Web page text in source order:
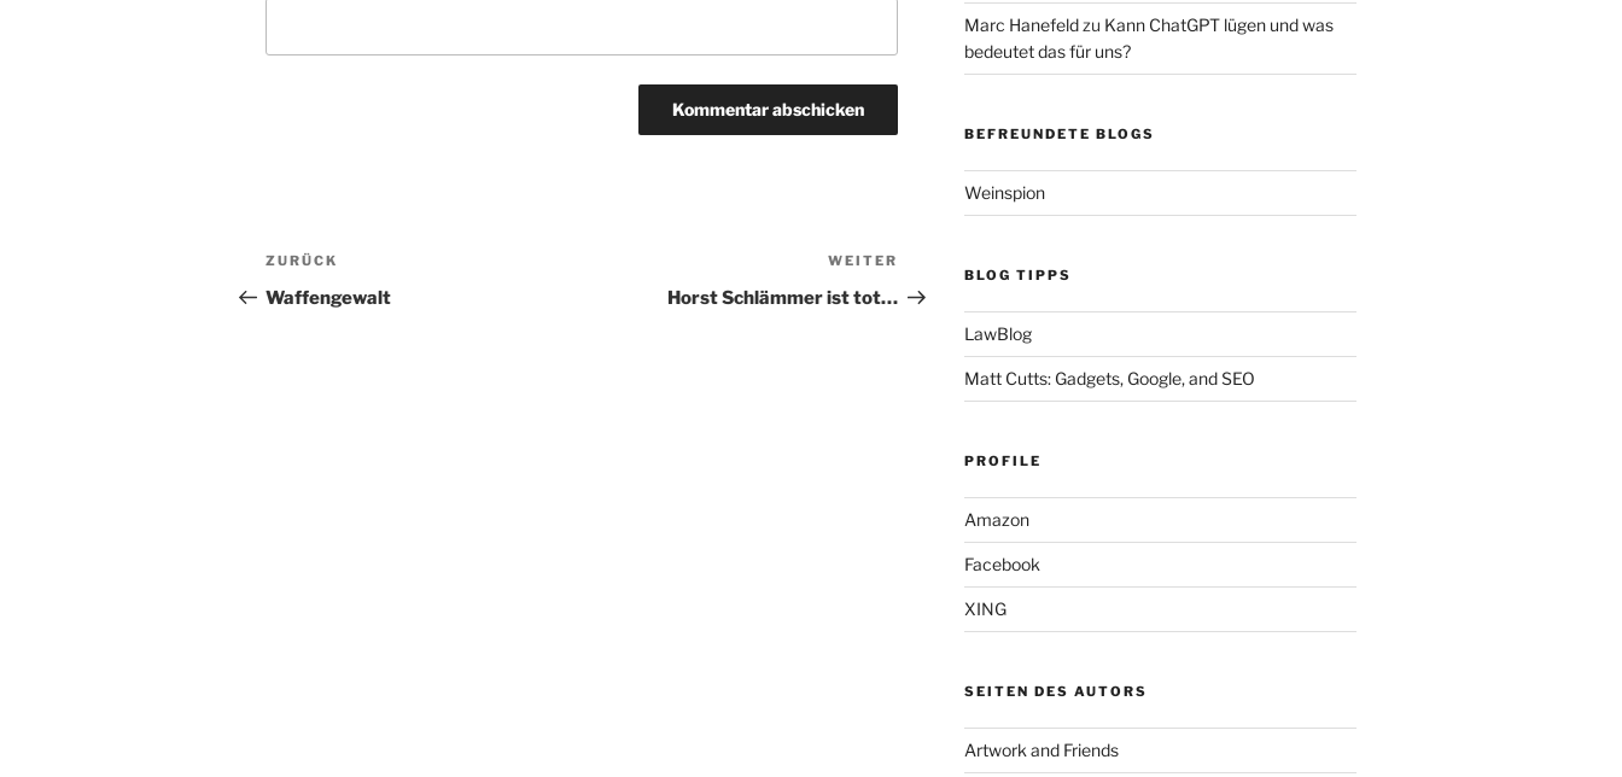
Beitragsnavigation
Vorheriger
Beitrag
ZURÜCK
Waffengewalt
Nächster
Beitrag
WEITER
Horst Schlämmer ist tot…
Marc Hanefeldzu Kann ChatGPT lügen und was
bedeutet das für uns?
BEFREUNDETE BLOGS
Weinspion
BLOG TIPPS
LawBlog
Matt Cutts: Gadgets, Google, and SEO
PROFILE
Amazon
Facebook
XING
SEITEN DES AUTORS
Artwork and Friends